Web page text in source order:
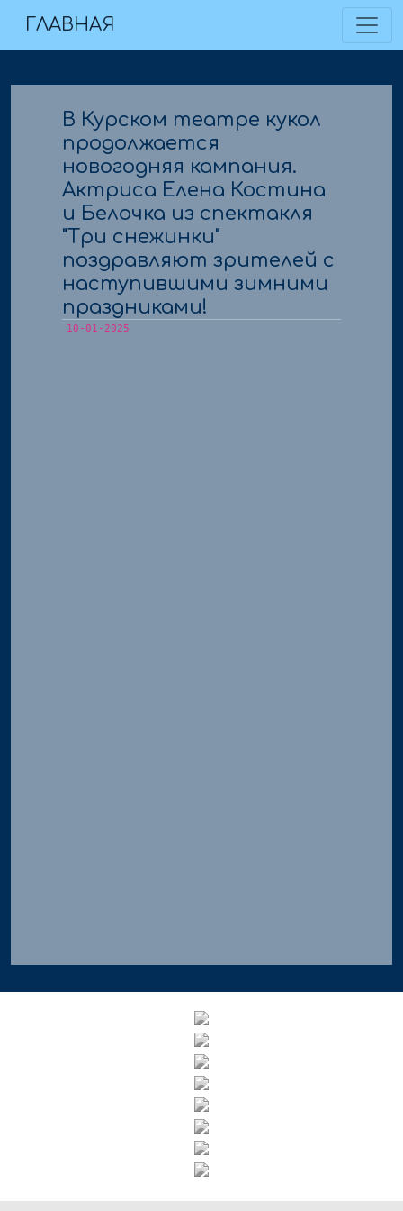
ГЛАВНАЯ
В Курском театре кукол
продолжается
новогодняя кампания.
Актриса Елена Костина
и Белочка из спектакля
"Три снежинки"
поздравляют зрителей с
наступившими зимними
праздниками!
10-01-2025